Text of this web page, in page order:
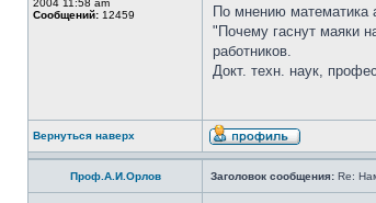
2004 11:58 am
Сообщений: 12459
По мнению
"Почему гаснут маяки
работников.
Докт. техн. наук,
Вернуться наверх
Проф.А.И.Орлов Заголовок сообщения: Re: